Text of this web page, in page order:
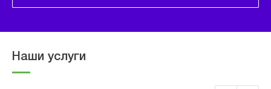
Наши услуги